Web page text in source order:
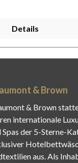
Details
& Brown
& Brown
internationale
Spas der 5-Sterne-
aus. Als